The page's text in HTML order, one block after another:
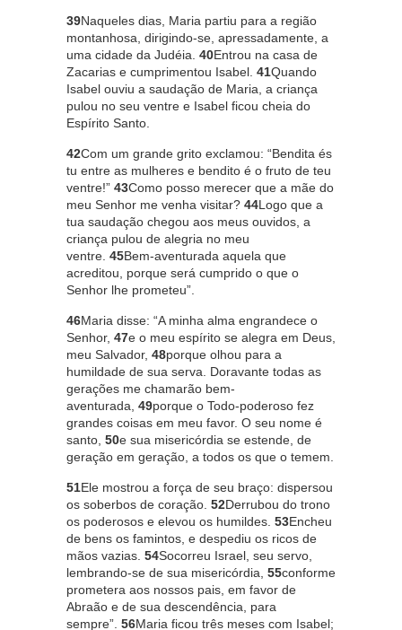
39Naqueles dias, Maria partiu para a região
montanhosa, dirigindo-se, apressadamente, a
uma cidade da Judéia. 40Entrou na casa de
Zacarias e cumprimentou Isabel. 41Quando
Isabel ouviu a saudação de Maria, a criança
pulou no seu ventre e Isabel ficou cheia do
Espírito Santo.
42Com um grande grito exclamou: “Bendita és
tu entre as mulheres e bendito é o fruto de teu
ventre!” 43Como posso merecer que a mãe do
meu Senhor me venha visitar? 44Logo que a
tua saudação chegou aos meus ouvidos, a
criança pulou de alegria no meu
ventre. 45Bem-aventurada aquela que
acreditou, porque será cumprido o que o
Senhor lhe prometeu”.
46Maria disse: “A minha alma engrandece o
Senhor, 47e o meu espírito se alegra em Deus,
meu Salvador, 48porque olhou para a
humildade de sua serva. Doravante todas as
gerações me chamarão bem-
aventurada, 49porque o Todo-poderoso fez
grandes coisas em meu favor. O seu nome é
santo, 50e sua misericórdia se estende, de
geração em geração, a todos os que o temem.
51Ele mostrou a força de seu braço: dispersou
os soberbos de coração. 52Derrubou do trono
os poderosos e elevou os humildes. 53Encheu
de bens os famintos, e despediu os ricos de
mãos vazias. 54Socorreu Israel, seu servo,
lembrando-se de sua misericórdia, 55conforme
prometera aos nossos pais, em favor de
Abraão e de sua descendência, para
sempre”. 56Maria ficou três meses com Isabel;